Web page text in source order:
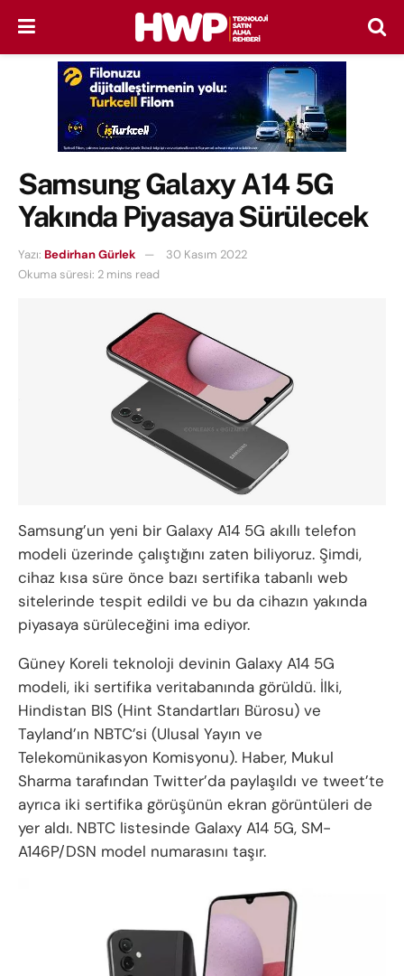
Samsung Galaxy A14 5G
Yakında Piyasaya Sürülecek
Yazı: Bedirhan Gürlek
30 Kasım 2022
Okuma süresi: 2 mins read
Samsung’un yeni bir Galaxy A14 5G akıllı telefon
modeli üzerinde çalıştığını zaten biliyoruz. Şimdi,
cihaz kısa süre önce bazı sertifika tabanlı web
sitelerinde tespit edildi ve bu da cihazın yakında
piyasaya sürüleceğini ima ediyor.
Güney Koreli teknoloji devinin Galaxy A14 5G
modeli, iki sertifika veritabanında görüldü. İlki,
Hindistan BIS (Hint Standartları Bürosu) ve
Tayland’ın NBTC’si (Ulusal Yayın ve
Telekomünikasyon Komisyonu). Haber, Mukul
Sharma tarafından Twitter’da paylaşıldı ve tweet’te
ayrıca iki sertifika görüşünün ekran görüntüleri de
yer aldı. NBTC listesinde Galaxy A14 5G, SM-
A146P/DSN model numarasını taşır.